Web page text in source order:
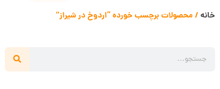
خانه / محصولات برچسب خورده “اردوخ در شیراز”